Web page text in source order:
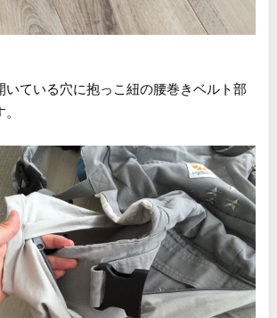
ている穴に抱っこ紐の腰巻きベルト部